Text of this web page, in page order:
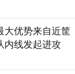
大优势来自近筐
内线发起进攻